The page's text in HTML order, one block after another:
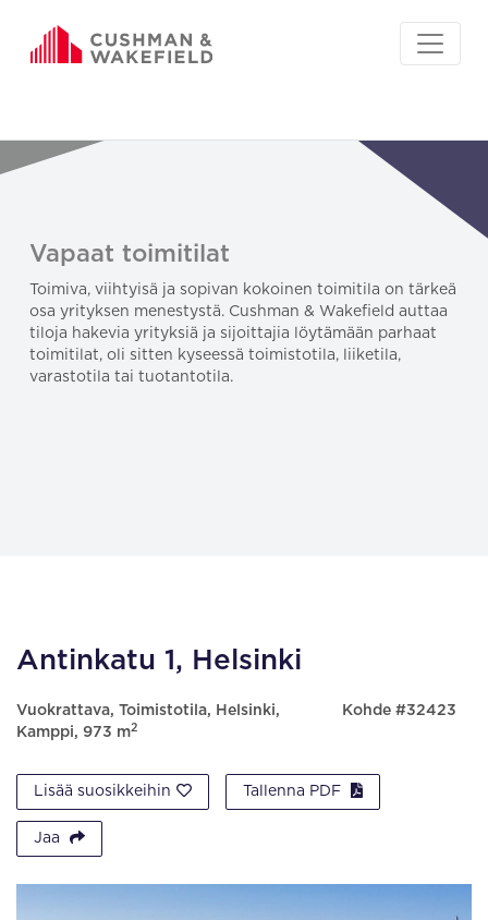
Vapaat toimitilat
Toimiva, viihtyisä ja sopivan kokoinen toimitila on tärkeä
osa yrityksen menestystä. Cushman & Wakefield auttaa
tiloja hakevia yrityksiä ja sijoittajia löytämään parhaat
toimitilat, oli sitten kyseessä toimistotila, liiketila,
varastotila tai tuotantotila.
Antinkatu 1, Helsinki
Vuokrattava, Toimistotila, Helsinki,
Kamppi, 973 m2
Kohde #32423
Lisää suosikkeihin Tallenna PDF
Jaa